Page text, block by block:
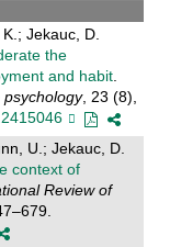
Jekauc, D.
the
and habit.
, 23 (8),
U.; Jekauc, D.
context of
Review of